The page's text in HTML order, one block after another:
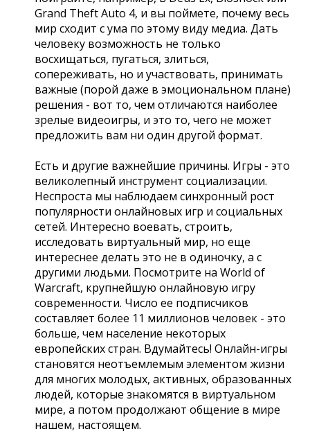
Grand Theft Auto 4, и вы поймете, почему весь
мир сходит с ума по этому виду медиа. Дать
человеку возможность не только
восхищаться, пугаться, злиться,
сопереживать, но и участвовать, принимать
важные (порой даже в эмоциональном плане)
решения - вот то, чем отличаются наиболее
зрелые видеоигры, и это то, чего не может
предложить вам ни один другой формат.
Есть и другие важнейшие причины. Игры - это
великолепный инструмент социализации.
Неспроста мы наблюдаем синхронный рост
популярности онлайновых игр и социальных
сетей. Интересно воевать, строить,
исследовать виртуальный мир, но еще
интереснее делать это не в одиночку, а с
другими людьми. Посмотрите на World of
Warcraft, крупнейшую онлайновую игру
современности. Число ее подписчиков
составляет более 11 миллионов человек - это
больше, чем население некоторых
европейских стран. Вдумайтесь! Онлайн-игры
становятся неотъемлемым элементом жизни
для многих молодых, активных, образованных
людей, которые знакомятся в виртуальном
мире, а потом продолжают общение в мире
нашем, настоящем.